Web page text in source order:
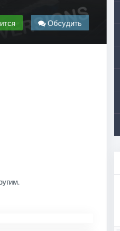
Обсудить